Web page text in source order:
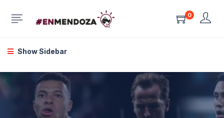
0
Show Sidebar